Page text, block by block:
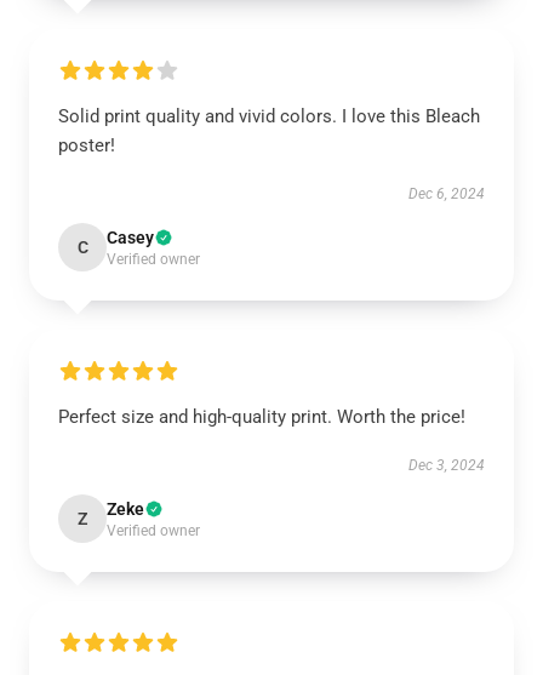
Solid print quality and vivid colors. I love this Bleach
poster!
Dec 6, 2024
C Casey
Verified owner
Perfect size and high-quality print. Worth the price!
Dec 3, 2024
Z Zeke
Verified owner